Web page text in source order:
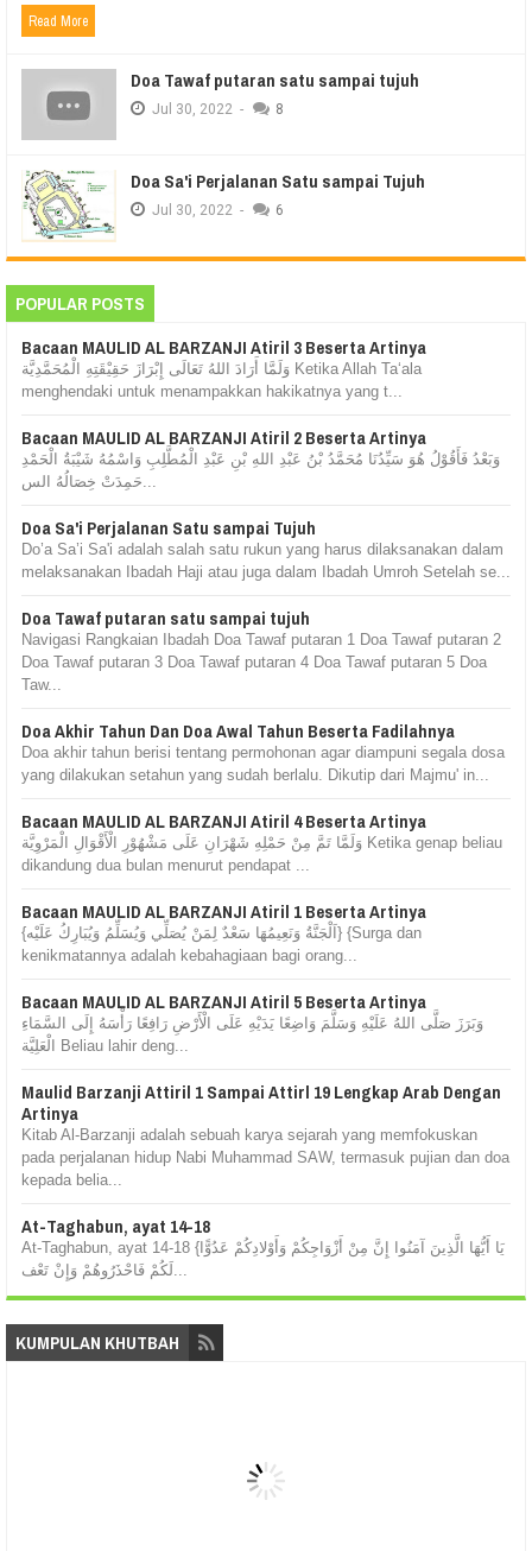
Read More
Doa Tawaf putaran satu sampai tujuh
Jul 30, 2022 - 8
Doa Sa'i Perjalanan Satu sampai Tujuh
Jul 30, 2022 - 6
POPULAR POSTS
Bacaan MAULID AL BARZANJI Atiril 3 Beserta Artinya
وَلَمَّا أَرَادَ اللهُ تَعَالَى إِبْرَازَ حَقِيْقَتِهِ الْمُحَمَّدِيَّة Ketika Allah Ta‘ala
menghendaki untuk menampakkan hakikatnya yang t...
Bacaan MAULID AL BARZANJI Atiril 2 Beserta Artinya
وَبَعْدُ فَأَقُوْلُ هُوَ سَيِّدُنَا مُحَمَّدُ بْنُ عَبْدِ اللهِ بْنِ عَبْدِ الْمُطَّلِبِ وَاسْمُهُ شَيْبَةُ الْحَمْدِ
حَمِدَتْ خِصَالُهُ الس...
Doa Sa'i Perjalanan Satu sampai Tujuh
Do’a Sa’i Sa'i adalah salah satu rukun yang harus dilaksanakan dalam
melaksanakan Ibadah Haji atau juga dalam Ibadah Umroh Setelah se...
Doa Tawaf putaran satu sampai tujuh
Navigasi Rangkaian Ibadah Doa Tawaf putaran 1 Doa Tawaf putaran 2
Doa Tawaf putaran 3 Doa Tawaf putaran 4 Doa Tawaf putaran 5 Doa
Taw...
Doa Akhir Tahun Dan Doa Awal Tahun Beserta Fadilahnya
Doa akhir tahun berisi tentang permohonan agar diampuni segala dosa
yang dilakukan setahun yang sudah berlalu. Dikutip dari Majmu' in...
Bacaan MAULID AL BARZANJI Atiril 4 Beserta Artinya
وَلَمَّا تَمَّ مِنْ حَمْلِهِ شَهْرَانِ عَلَى مَشْهُوْرِ الْأَقْوَالِ الْمَرْوِيَّة Ketika genap beliau
dikandung dua bulan menurut pendapat ...
Bacaan MAULID AL BARZANJI Atiril 1 Beserta Artinya
{اَلْجَنَّةُ وَنَعِيمُهَا سَعْدٌ لِمَنْ يُصَلِّي وَيُسَلِّمُ وَيُبَارِكُ عَلَيْه} {Surga dan
kenikmatannya adalah kebahagiaan bagi orang...
Bacaan MAULID AL BARZANJI Atiril 5 Beserta Artinya
وَبَرَزَ صَلَّى اللهُ عَلَيْهِ وَسَلَّمَ وَاضِعًا يَدَيْهِ عَلَى الْأَرْضِ رَافِعًا رَأْسَهُ إِلَى السَّمَاءِ
الْعَلِيَّة Beliau lahir deng...
Maulid Barzanji Attiril 1 Sampai Attirl 19 Lengkap Arab Dengan
Artinya
Kitab Al-Barzanji adalah sebuah karya sejarah yang memfokuskan
pada perjalanan hidup Nabi Muhammad SAW, termasuk pujian dan doa
kepada belia...
At-Taghabun, ayat 14-18
At-Taghabun, ayat 14-18 {يَا أَيُّهَا الَّذِينَ آمَنُوا إِنَّ مِنْ أَزْوَاجِكُمْ وَأَوْلادِكُمْ عَدُوًّا
لَكُمْ فَاحْذَرُوهُمْ وَإِنْ تَعْف...
KUMPULAN KHUTBAH